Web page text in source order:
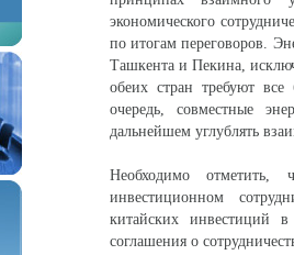
экономического
по итогам переговоров.
Ташкента и Пекина,
обеих стран требуют
очередь, совместные
дальнейшем углублять
Необходимо отметить,
инвестиционном
китайских инвестиций
соглашения о